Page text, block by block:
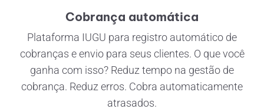
Cobrança automática
Plataforma IUGU para registro automático de
cobranças e envio para seus clientes. O que você
ganha com isso? Reduz tempo na gestão de
cobrança. Reduz erros. Cobra automaticamente
atrasados.